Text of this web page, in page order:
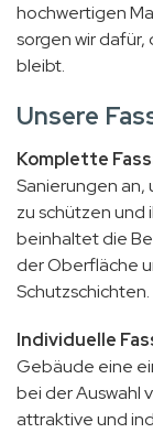
hochwertigen
sorgen wir
bleibt.
Unsere
Komplette
Sanierungen an,
zu schützen und
beinhaltet die
der Oberfläche
Schutzschichten.
Individuelle
Gebäude eine
bei der Auswahl
attraktive und